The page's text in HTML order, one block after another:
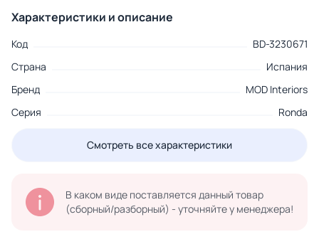
Характеристики и описание
Код
BD-3230671
Страна
Испания
Бренд
MOD Interiors
Серия
Ronda
Смотреть все характеристики
В каком виде поставляется данный товар
(сборный/разборный) - уточняйте у менеджера!